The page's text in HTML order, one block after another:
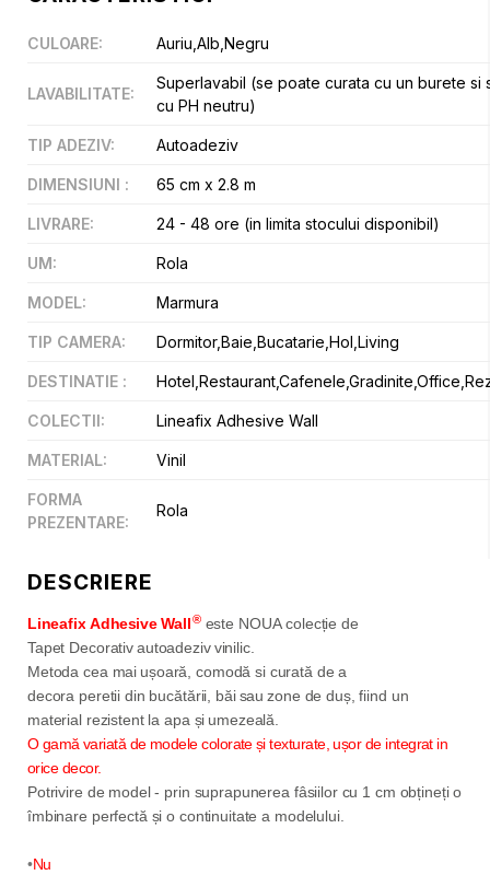
DESCRIERE
Lineafix Adhesive Wall® este NOUA colecție de
Tapet Decorativautoadeziv vinilic.
Metoda cea mai ușoară, comodă si curată de a
decora peretii din bucătării, băi sau zone de duș, fiind un
material rezistent la apa și umezeală.
O gamăvariată de modele colorateși texturate, ușor de integrat in
orice decor.
Potrivire de model - prin suprapunerea fâsiilor cu 1 cm obțineți o
îmbinare perfectă și o continuitate a modelului.
•Nu
CULOARE: Auriu,Alb,Negru
LAVABILITATE:
Superlavabil (se poate curata cu un burete si
cu PH neutru)
TIP ADEZIV: Autoadeziv
DIMENSIUNI : 65 cm x 2.8 m
LIVRARE: 24 - 48 ore (in limita stocului disponibil)
UM: Rola
MODEL: Marmura
TIP CAMERA: Dormitor,Baie,Bucatarie,Hol,Living
DESTINATIE :
COLECTII: Lineafix Adhesive Wall
MATERIAL: Vinil
FORMA
PREZENTARE:
Rola